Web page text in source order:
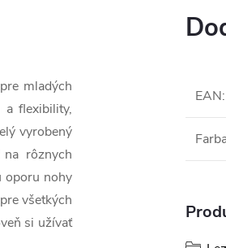
mladých
a flexibility,
vyrobený
rôznych
oporu nohy
všetkých
si užívať
EAN: